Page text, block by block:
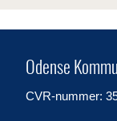
Odense
CVR-nummer: